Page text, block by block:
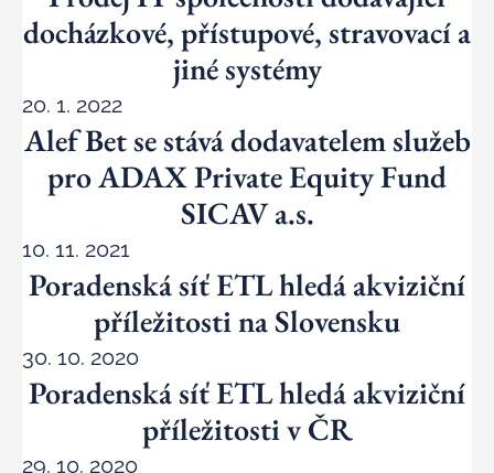
docházkové, přístupové, stravovací a
jiné systémy
20. 1. 2022
Alef Bet se stává dodavatelem služeb
pro ADAX Private Equity Fund
SICAV a.s.
10. 11. 2021
Poradenská síť ETL hledá akviziční
příležitosti na Slovensku
30. 10. 2020
Poradenská síť ETL hledá akviziční
příležitosti v ČR
29. 10. 2020